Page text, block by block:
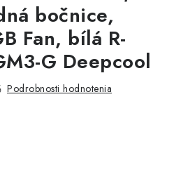
bočnice,
Fan, bílá R-
G Deepcool
Podrobnosti hodnotenia